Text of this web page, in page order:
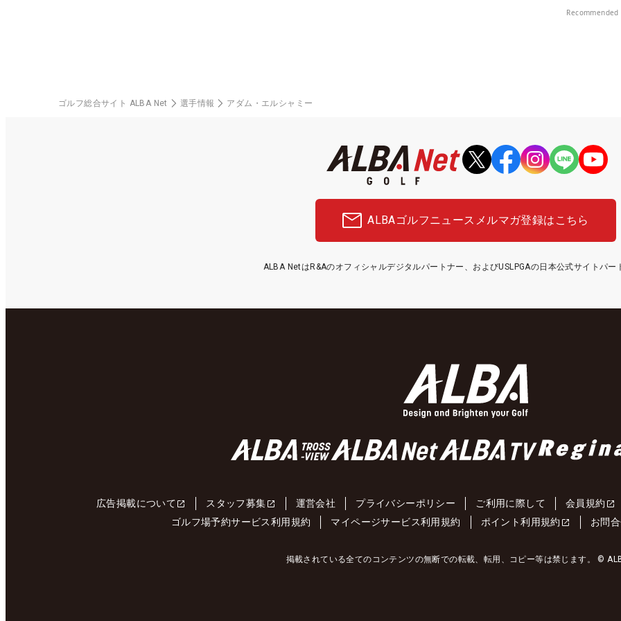
Recommended
ゴルフ総合サイト ALBA Net 選手情報 アダム・エルシャミー
ALBAゴルフニュース メルマガ登録はこちら
ALBA NetはR&Aのオフィシャルデジタルパートナー、およびUSLPGAの日本公式サイトパー
広告掲載について スタッフ募集 運営会社 プライバシーポリシー ご利用に際して 会員規約
ゴルフ場予約サービス利用規約
マイページサービス利用規約 ポイント利用規約 お問
掲載されている全てのコンテンツの無断での転載、転用、コピー等は禁じます。 ©